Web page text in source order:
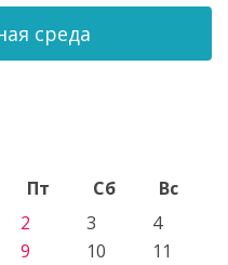
среда
Пт Сб
Вс
2 3
4
9 10
11